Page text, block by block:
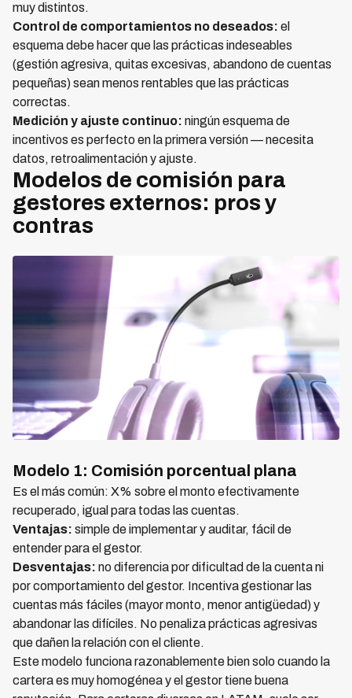
muy distintos.
Control de comportamientos no deseados: el
esquema debe hacer que las prácticas indeseables
(gestión agresiva, quitas excesivas, abandono de cuentas
pequeñas) sean menos rentables que las prácticas
correctas.
Medición y ajuste continuo: ningún esquema de
incentivos es perfecto en la primera versión — necesita
datos, retroalimentación y ajuste.
Modelos de comisión para
gestores externos: pros y
contras
Modelo 1: Comisión porcentual plana
Es el más común: X% sobre el monto efectivamente
recuperado, igual para todas las cuentas.
Ventajas: simple de implementar y auditar, fácil de
entender para el gestor.
Desventajas: no diferencia por dificultad de la cuenta ni
por comportamiento del gestor. Incentiva gestionar las
cuentas más fáciles (mayor monto, menor antigüedad) y
abandonar las difíciles. No penaliza prácticas agresivas
que dañen la relación con el cliente.
Este modelo funciona razonablemente bien solo cuando la
cartera es muy homogénea y el gestor tiene buena